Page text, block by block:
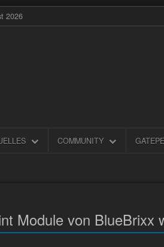
2026
COMMUNITY
Module von BlueBrixx